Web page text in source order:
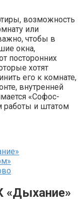
возможность
или
чтобы в
окна,
посторонних
хотят
его к комнате,
внутренней
«Софос-
работы и штатом
«Дыхание»